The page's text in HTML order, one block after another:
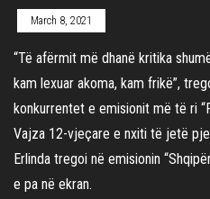
March 8, 2021
“Të afërmit më dhanë kritika
kam lexuar akoma, kam frikë”,
konkurrentet e emisionit më të ri
Vajza 12-vjeçare e nxiti të jetë
Erlinda tregoi në emisionin
e pa në ekran.